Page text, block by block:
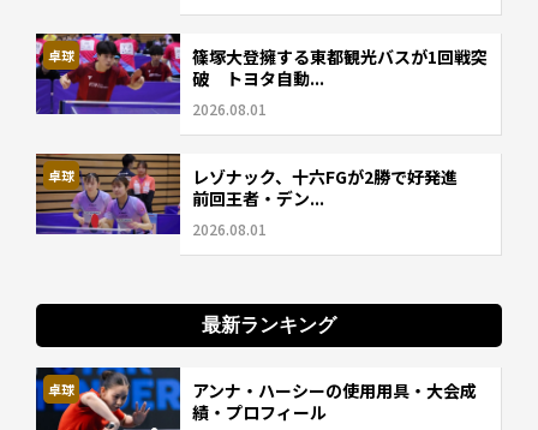
卓球
篠塚大登擁する東都観光バスが1回戦突
破 トヨタ自動...
2026.08.01
卓球
レゾナック、十六FGが2勝で好発進
前回王者・デン...
2026.08.01
最新ランキング
卓球
アンナ・ハーシーの使用用具・大会成
績・プロフィール